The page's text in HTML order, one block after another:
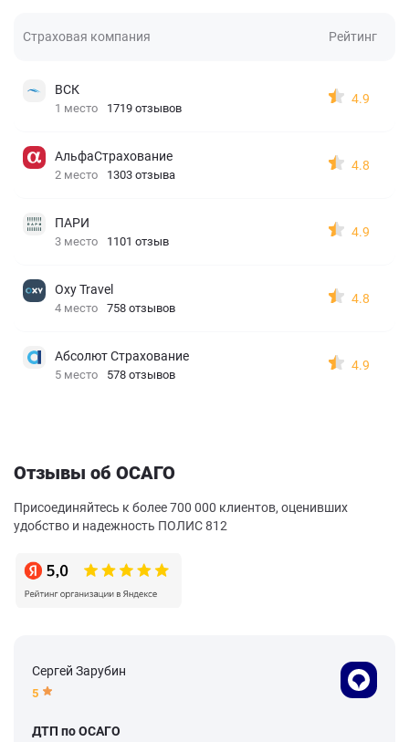
Страховая компания Рейтинг
ВСК
1 место 1719 отзывов
4.9
АльфаСтрахование
2 место 1303 отзыва
4.8
ПАРИ
3 место 1101 отзыв
4.9
Oxy Travel
4 место 758 отзывов
4.8
Абсолют Страхование
5 место 578 отзывов
4.9
Отзывы об ОСАГО
Присоединяйтесь к более 700 000 клиентов, оценивших
удобство и надежность ПОЛИС 812
Сергей Зарубин
5
ДТП по ОСАГО